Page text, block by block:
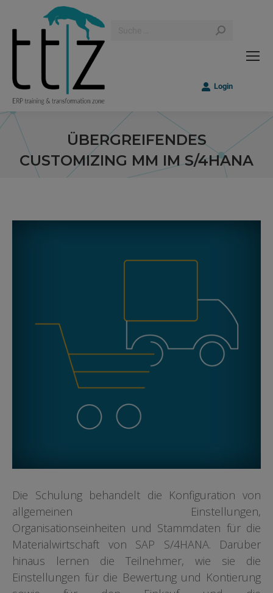
Login
ÜBERGREIFENDES
CUSTOMIZING MM IM S/4HANA
Sie befinden sich hier:
Die Schulung behandelt die Konfiguration von
allgemeinen Einstellungen,
Organisationseinheiten und Stammdaten für die
Materialwirtschaft von SAP S/4HANA. Darüber
hinaus lernen die Teilnehmer, wie sie die
Einstellungen für die Bewertung und Kontierung